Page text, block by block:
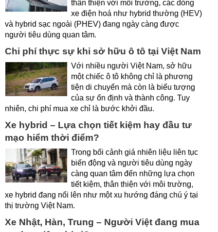
thân thiện với môi trường, các dòng
xe điện hoá như hybrid thường (HEV)
và hybrid sạc ngoài (PHEV) đang ngày càng được
người tiêu dùng quan tâm.
Chi phí thực sự khi sở hữu ô tô tại Việt Nam
Với nhiều người Việt Nam, sở hữu
một chiếc ô tô không chỉ là phương
tiện di chuyển mà còn là biểu tượng
của sự ổn định và thành công. Tuy
nhiên, chi phí mua xe chỉ là bước khởi đầu.
Xe hybrid – Lựa chọn tiết kiệm hay đầu tư
mạo hiểm thời điểm?
Trong bối cảnh giá nhiên liệu liên tục
biến động và người tiêu dùng ngày
càng quan tâm đến những lựa chọn
tiết kiệm, thân thiện với môi trường,
xe hybrid đang nổi lên như một xu hướng đáng chú ý tại
thị trường Việt Nam.
Xe Nhật, Hàn, Trung – Người Việt đang mua